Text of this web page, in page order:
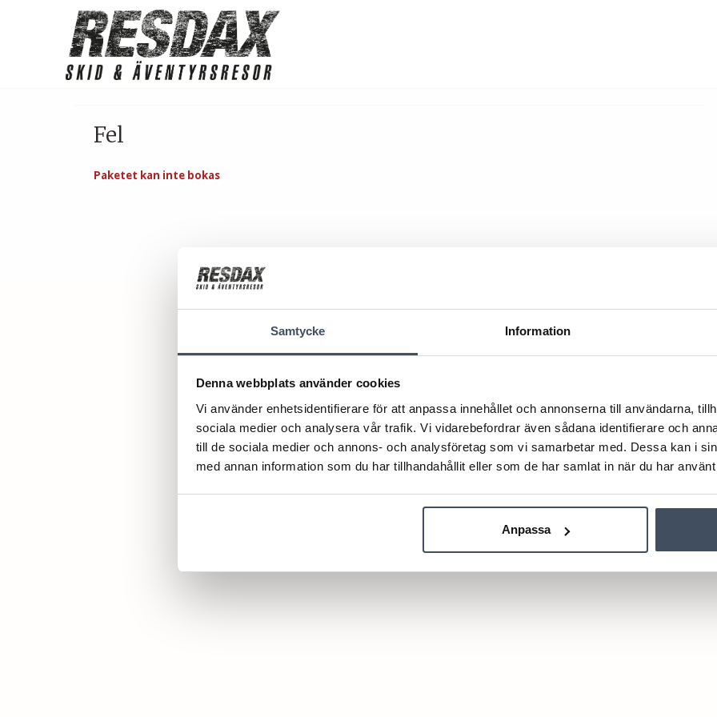
Samtycke Information
Denna webbplats använder cookies
Vi använder enhetsidentifierare för att anpassa innehållet och annonserna till användarna,
sociala medier och analysera vår trafik. Vi vidarebefordrar även sådana identifierare och
till de sociala medier och annons- och analysföretag som vi samarbetar med. Dessa kan i
med annan information som du har tillhandahållit eller som de har samlat in när du har
Anpassa
Fel
Paketet kan inte bokas